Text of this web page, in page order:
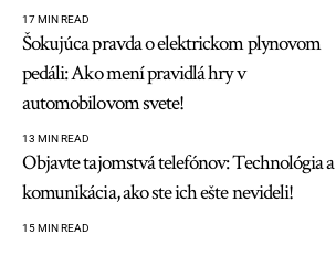
17 MIN READ
Šokujúca pravda o elektrickom plynovom
pedáli: Ako mení pravidlá hry v
automobilovom svete!
13 MIN READ
Objavte tajomstvá telefónov: Technológia a
komunikácia, ako ste ich ešte nevideli!
15 MIN READ